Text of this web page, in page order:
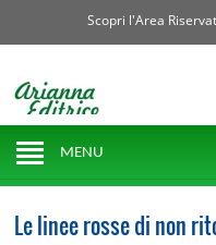
Scopri l'Area
MENU
Le linee rosse di non